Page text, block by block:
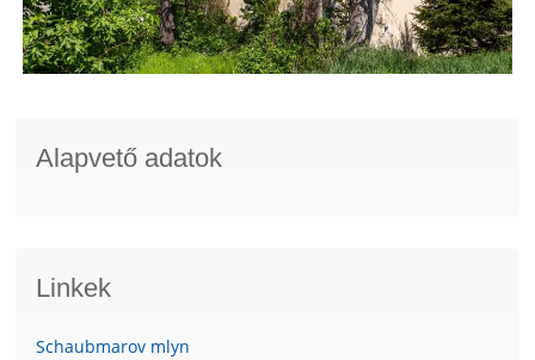
Alapvető adatok
Linkek
Schaubmarov mlyn